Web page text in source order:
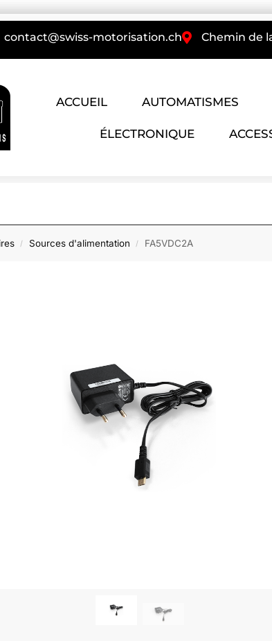
contact@swiss-motorisation.ch Chemin de
ACCUEIL AUTOMATISMES
ÉLECTRONIQUE
/ Sources d'alimentation / FA5VDC2A